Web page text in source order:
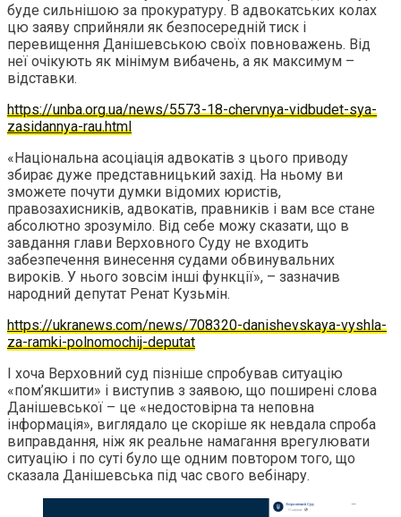
буде сильнішою за прокуратуру. В адвокатських колах
цю заяву сприйняли як безпосередній тиск і
перевищення Данішевською своїх повноважень. Від
неї очікують як мінімум вибачень, а як максимум –
відставки.
https://unba.org.ua/news/5573-18-chervnya-vidbudet-sya-
zasidannya-rau.html
«Національна асоціація адвокатів з цього приводу
збирає дуже представницький захід. На ньому ви
зможете почути думки відомих юристів,
правозахисників, адвокатів, правників і вам все стане
абсолютно зрозуміло. Від себе можу сказати, що в
завдання глави Верховного Суду не входить
забезпечення винесення судами обвинувальних
вироків. У нього зовсім інші функції», – зазначив
народний депутат Ренат Кузьмін.
https://ukranews.com/news/708320-danishevskaya-vyshla-
za-ramki-polnomochij-deputat
І хоча Верховний суд пізніше спробував ситуацію
«пом’якшити» і виступив з заявою, що поширені слова
Данішевської – це «недостовірна та неповна
інформація», виглядало це скоріше як невдала спроба
виправдання, ніж як реальне намагання врегулювати
ситуацію і по суті було ще одним повтором того, що
сказала Данішевська під час свого вебінару.